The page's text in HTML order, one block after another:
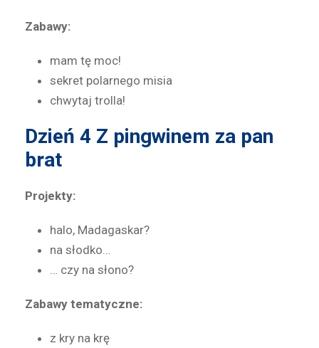
Zabawy:
mam tę moc!
sekret polarnego misia
chwytaj trolla!
Dzień 4 Z pingwinem za pan
brat
Projekty:
halo, Madagaskar?
na słodko…
… czy na słono?
Zabawy tematyczne:
z kry na krę